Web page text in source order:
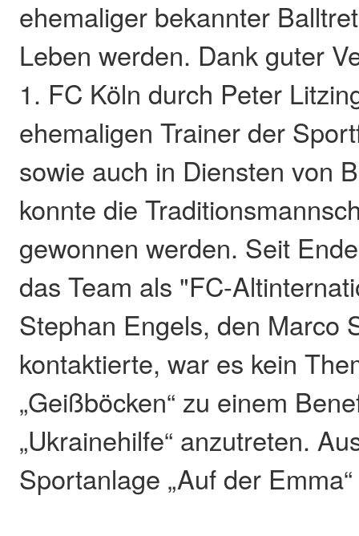
ehemaliger bekannter
Leben werden. Dank guter
1. FC Köln durch Peter
ehemaligen Trainer der
sowie auch in Diensten von
konnte die
gewonnen werden. Seit
das Team als "FC-
Stephan Engels, den Marco
kontaktierte, war es kein
„Geißböcken“ zu einem
„Ukrainehilfe“ anzutreten.
Sportanlage „Auf der